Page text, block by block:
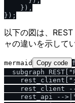
    }),
以下の図は、
ャの違いを示して
mermaid Copy code
subgraph
rest_client["
rest_client
rest_api --